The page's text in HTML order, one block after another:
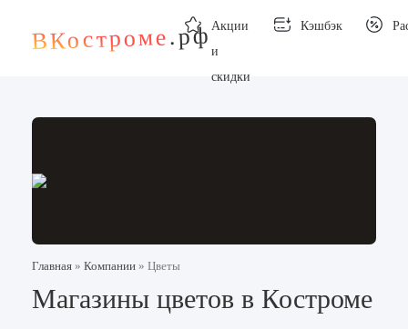
ВКостроме.рфАкции
и
скидки
Кэшбэк
Главная » Компании » Цветы
Магазины цветов в Костроме